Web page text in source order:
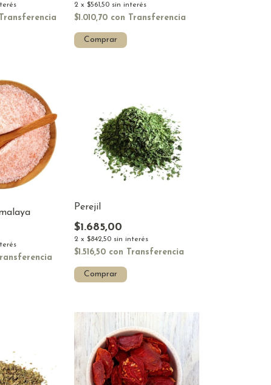
Transferencia
2 x $561,50 sin interés
$1.010,70 con Transferencia
Comprar
Perejil
$1.685,00
2 x $842,50 sin interés
$1.516,50 con Transferencia
Comprar